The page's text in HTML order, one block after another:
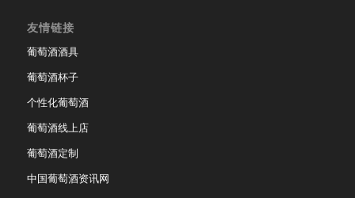
友情链接
葡萄酒酒具
葡萄酒杯子
个性化葡萄酒
葡萄酒线上店
葡萄酒定制
中国葡萄酒资讯网